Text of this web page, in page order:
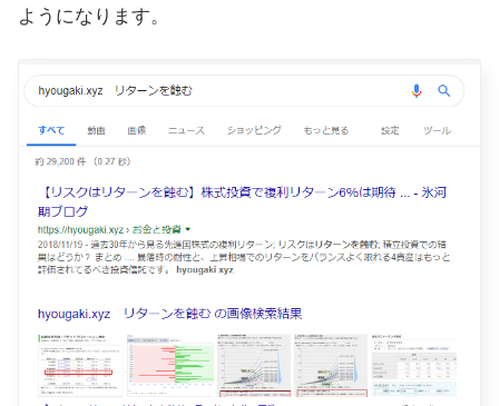
ようになります。